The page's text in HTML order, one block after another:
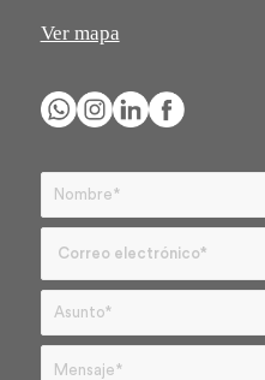
Ver mapa